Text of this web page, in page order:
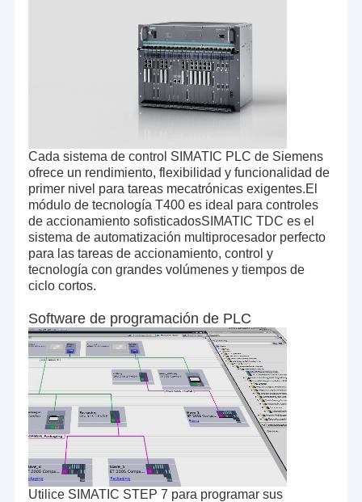
Servo de automatización Delta
Interfaz HMI de Delta Automation
Dispositivos eléctricos y inversores ABB
Cada sistema de control SIMATIC PLC de Siemens
ofrece un rendimiento, flexibilidad y funcionalidad de
primer nivel para tareas mecatrónicas exigentes.El
módulo de tecnología T400 es ideal para controles
de accionamiento sofisticadosSIMATIC TDC es el
sistema de automatización multiprocesador perfecto
para las tareas de accionamiento, control y
tecnología con grandes volúmenes y tiempos de
ciclo cortos.
Software de programación de PLC
Utilice SIMATIC STEP 7 para programar sus